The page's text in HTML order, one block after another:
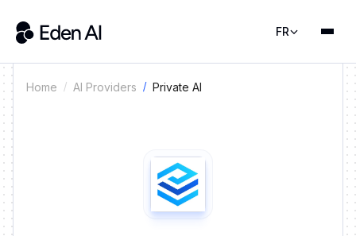
FR
Home AI Providers Private AI